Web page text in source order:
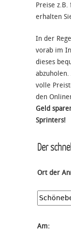
Preise z.B.
erhalten
In der
vorab im
dieses
abzuholen.
volle
den
Geld
Sprinters!
Der
Ort der
Am: